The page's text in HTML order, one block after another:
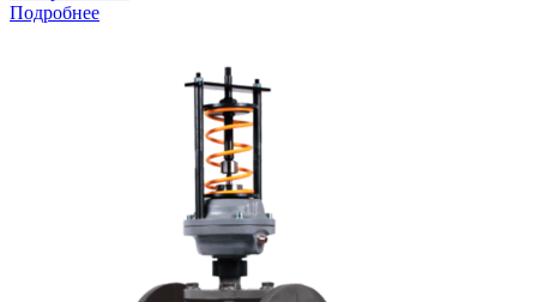
Подробнее